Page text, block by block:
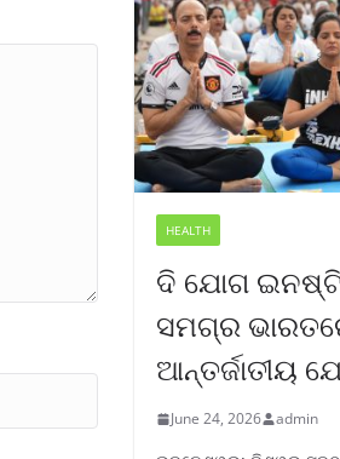
HEALTH
ଦି ଯୋଗ
ସମଗ୍ର
ଆନ୍ତର୍ଜାତୀୟ
June 24, 2026 admin